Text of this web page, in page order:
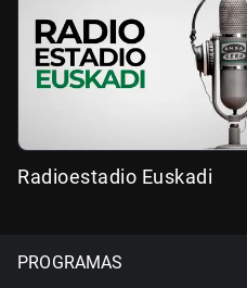
Radioestadio Euskadi
PROGRAMAS